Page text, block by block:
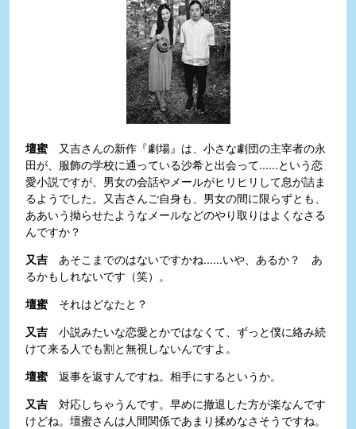
壇蜜 又吉さんの新作『劇場』は、小さな劇団の主宰者の永
田が、服飾の学校に通っている沙希と出会って......という恋
愛小説ですが、男女の会話やメールがヒリヒリして息が詰ま
るようでした。又吉さんご自身も、男女の間に限らずとも、
ああいう拗らせたようなメールなどのやり取りはよくなさる
んですか？
又吉 あそこまでのはないですかね......いや、あるか？ あ
るかもしれないです（笑）。
壇蜜 それはどなたと？
又吉 小説みたいな恋愛とかではなくて、ずっと僕に絡み続
けて来る人でも割と無視しないんですよ。
壇蜜 返事を返すんですね。相手にするというか。
又吉 対応しちゃうんです。早めに撤退した方が楽なんです
けどね。壇蜜さんは人間関係であまり揉めなさそうですね。